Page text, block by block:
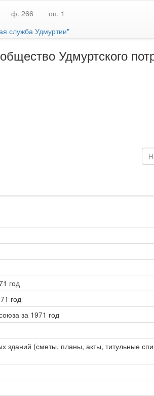
ф. 266
оп. 1
служба Удмуртии"
Удмуртского
год
год
за 1971 год
зданий (сметы, планы, акты, титульные